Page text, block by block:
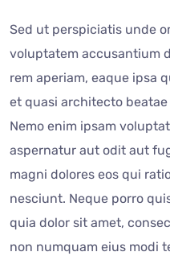
Sed ut perspiciatis unde
voluptatem accusantium
rem aperiam, eaque ipsa
et quasi architecto
Nemo enim ipsam
aspernatur aut odit aut
magni dolores eos qui
nesciunt. Neque porro
quia dolor sit amet,
non numquam eius modi